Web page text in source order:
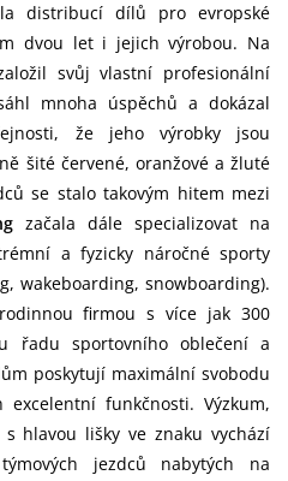
distribucí dílů pro evropské
dvou let i jejich výrobou. Na
svůj vlastní profesionální
mnoha úspěchů a dokázal
že jeho výrobky jsou
šité červené, oranžové a žluté
se stalo takovým hitem mezi
začala dále specializovat na
a fyzicky náročné sporty
wakeboarding, snowboarding).
firmou s více jak 300
řadu sportovního oblečení a
poskytují maximální svobodu
funkčnosti. Výzkum,
hlavou lišky ve znaku vychází
jezdců nabytých na